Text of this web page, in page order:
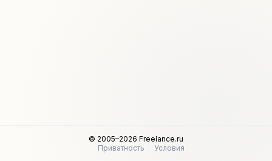
© 2005–2026 Freelance.ru
Приватность
Условия